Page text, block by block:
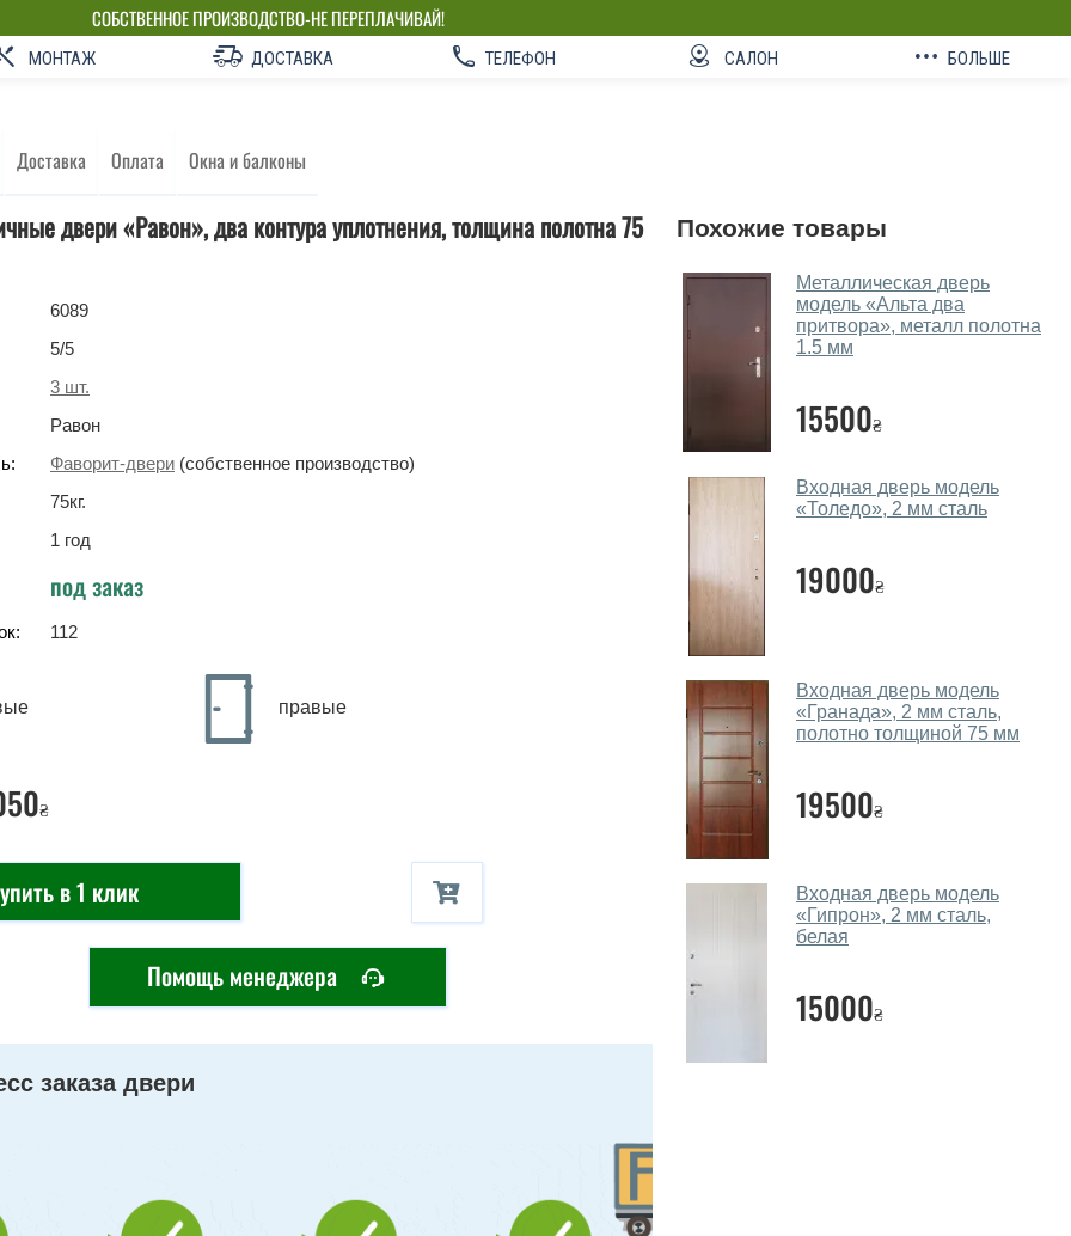
СОБСТВЕННОЕ ПРОИЗВОДСТВО-НЕ ПЕРЕПЛАЧИВАЙ!
МОНТАЖ ДОСТАВКА ТЕЛЕФОН САЛОН БОЛЬШЕ
Доставка Оплата Окна и балконы
двери «Равон», два контура уплотнения, толщина полотна 75
6089
5/5
3 шт.
Равон
Фаворит-двери (собственное производство)
75кг.
1 год
под заказ
112
правые
₴
в 1 клик
Помощь менеджера
заказа двери
Похожие товары
Металлическая дверь
модель «Альта два
притвора», металл полотна
1.5 мм
15500₴
Входная дверь модель
«Толедо», 2 мм сталь
19000₴
Входная дверь модель
«Гранада», 2 мм сталь,
полотно толщиной 75 мм
19500₴
Входная дверь модель
«Гипрон», 2 мм сталь,
белая
15000₴